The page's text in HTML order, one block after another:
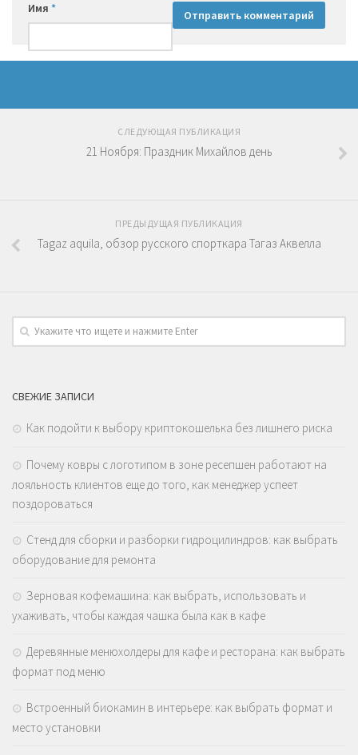
Имя *
СЛЕДУЮЩАЯ ПУБЛИКАЦИЯ
21 Ноября: Праздник Михайлов день
ПРЕДЫДУЩАЯ ПУБЛИКАЦИЯ
Tagaz aquila, обзор русского спорткара Тагаз Аквелла
СВЕЖИЕ ЗАПИСИ
Как подойти к выбору криптокошелька без лишнего риска
Почему ковры с логотипом в зоне ресепшен работают на
лояльность клиентов еще до того, как менеджер успеет
поздороваться
Стенд для сборки и разборки гидроцилиндров: как выбрать
оборудование для ремонта
Зерновая кофемашина: как выбрать, использовать и
ухаживать, чтобы каждая чашка была как в кафе
Деревянные менюхолдеры для кафе и ресторана: как выбрать
формат под меню
Встроенный биокамин в интерьере: как выбрать формат и
место установки